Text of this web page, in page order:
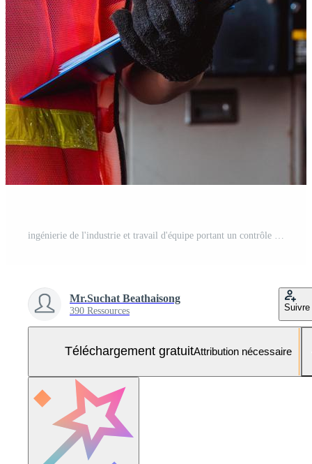
Mr.Suchat Beathaisong
390 Ressources Suivre
Téléchargement gratuitAttribution nécessaire